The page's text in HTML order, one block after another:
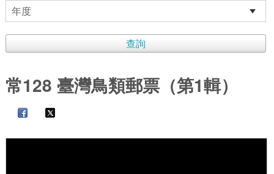
常128 臺灣鳥類郵票（第1輯）